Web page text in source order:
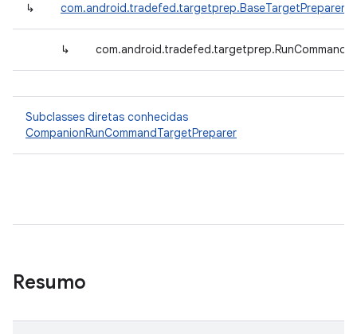
↳ com.android.tradefed.targetprep.BaseTargetPreparer
↳
Subclasses diretas conhecidas
CompanionRunCommandTargetPreparer
Resumo